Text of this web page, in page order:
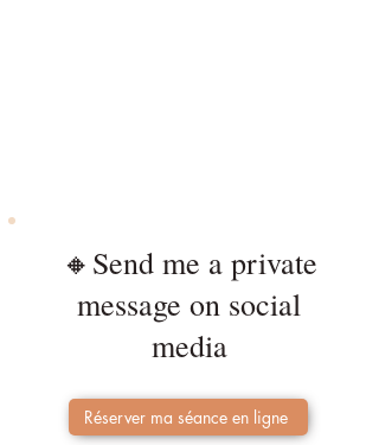
🔸Send me a private
message on social
media
Réserver ma séance en ligne